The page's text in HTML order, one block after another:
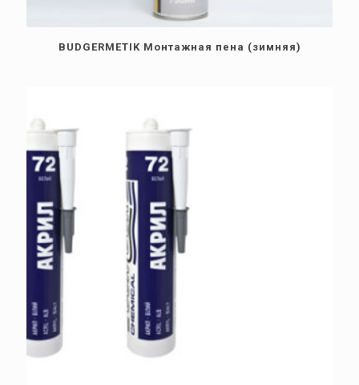
BUDGERMETIK Монтажная пена (зимняя)